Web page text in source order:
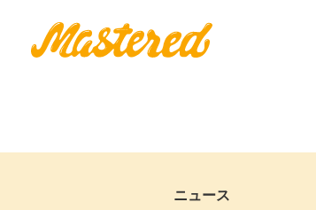
ニュース